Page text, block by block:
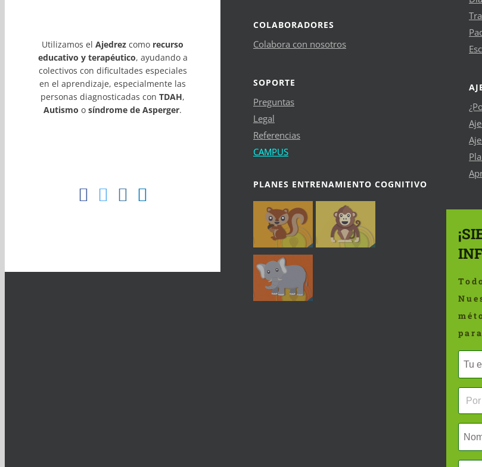
Utilizamos el Ajedrez como recurso
educativo y terapéutico, ayudando a
colectivos con dificultades especiales
en el aprendizaje, especialmente las
personas diagnosticadas con TDAH,
Autismo o síndrome de Asperger.
COLABORADORES
Colabora con nosotros
SOPORTE
Preguntas
Legal
Referencias
CAMPUS
PLANES ENTRENAMIENTO COGNITIVO